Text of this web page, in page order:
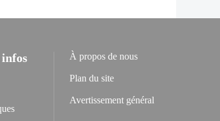
À propos de nous
Plan du site
Avertissement général